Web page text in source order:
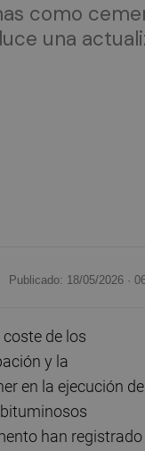
como
una
Publicado: 18/05/2026 ·
coste de los
y la
en la ejecución de
han registrado